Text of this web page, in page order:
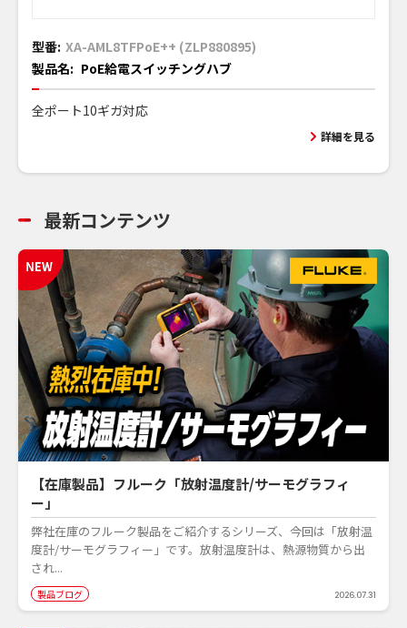
型番: XA-AML8TFPoE++ (ZLP880895)
製品名: PoE給電スイッチングハブ
全ポート10ギガ対応
詳細を見る
最新コンテンツ
【在庫製品】フルーク「放射温度計/サーモグラフィ
ー」
弊社在庫のフルーク製品をご紹介するシリーズ、今回は「放射温
度計/サーモグラフィー」です。放射温度計は、熱源物質から出
され...
製品ブログ 2026.07.31